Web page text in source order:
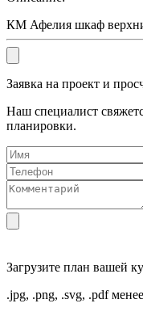
КМ Афелия шкаф
Заявка на проект и
Наш специалист
планировки.
Загрузите план вашей
.jpg, .png, .svg, .pdf